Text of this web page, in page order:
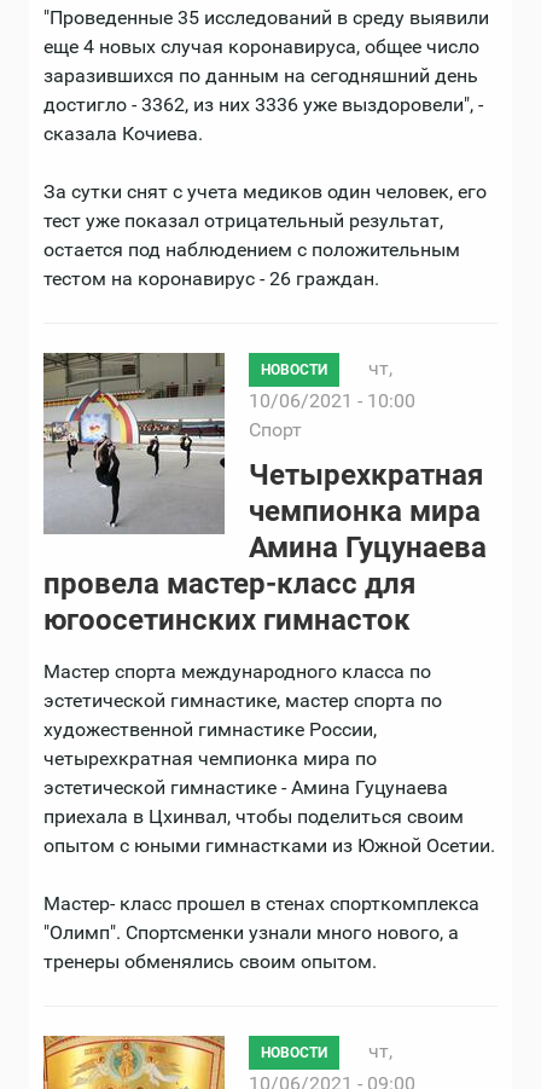
"Проведенные 35 исследований в среду выявили
еще 4 новых случая коронавируса, общее число
заразившихся по данным на сегодняшний день
достигло - 3362, из них 3336 уже выздоровели", -
сказала Кочиева.
За сутки снят с учета медиков один человек, его
тест уже показал отрицательный результат,
остается под наблюдением с положительным
тестом на коронавирус - 26 граждан.
НОВОСТИ
чт,
10/06/2021 - 10:00
Спорт
Четырехкратная
чемпионка мира
Амина Гуцунаева
провела мастер-класс для
югоосетинских гимнасток
Мастер спорта международного класса по
эстетической гимнастике, мастер спорта по
художественной гимнастике России,
четырехкратная чемпионка мира по
эстетической гимнастике - Амина Гуцунаева
приехала в Цхинвал, чтобы поделиться своим
опытом с юными гимнастками из Южной Осетии.
Мастер- класс прошел в стенах спорткомплекса
"Олимп". Спортсменки узнали много нового, а
тренеры обменялись своим опытом.
НОВОСТИ
чт,
10/06/2021 - 09:00